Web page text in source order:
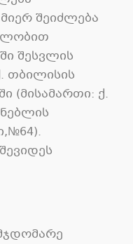
შეიძლება
შესვლის
თბილისის
(მისამართი: ქ.